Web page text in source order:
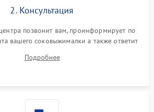
2. Консультация
позвонит вам, проинформирует по
вашего соковыжималки а также ответит
Подробнее